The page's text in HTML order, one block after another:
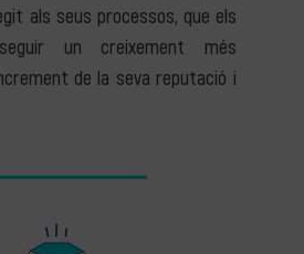
als seus processos, que els
un creixement més
de la seva reputació i